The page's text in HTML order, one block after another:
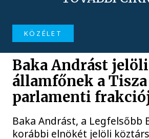
KÖZÉLET
Baka Andrást jelöli
államfőnek a Tisza
parlamenti
Baka Andrást, a Legfelsőbb
korábbi elnökét jelöli